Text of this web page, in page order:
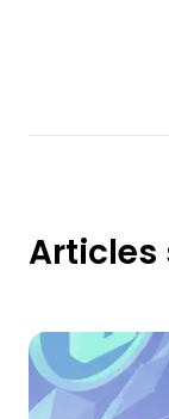
Articles